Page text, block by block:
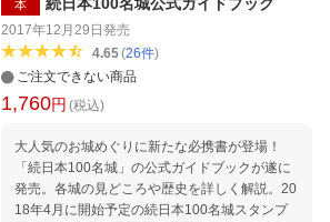
本
2017年12月29日 発売
4.65(26件)
ご注文できない商品
1,760円 (税込)
大人気のお城めぐりに新たな必携書が登場！
「続日本100名城」の公式ガイドブックが遂に
発売。各城の見どころや歴史を詳しく解説。20
18年4月に開始予定の続日本100名城スタンプ